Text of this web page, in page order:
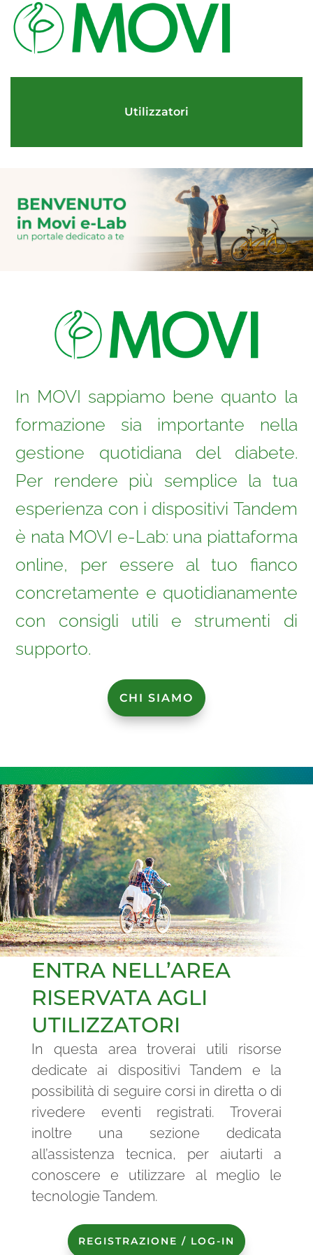
Utilizzatori
In MOVI sappiamo bene quanto la
formazione sia importante nella
gestione quotidiana del diabete.
Per rendere più semplice la tua
esperienza con i dispositivi Tandem
è nata MOVI e-Lab: una piattaforma
online, per essere al tuo fianco
concretamente e quotidianamente
con consigli utili e strumenti di
supporto.
CHI SIAMO
ENTRA NELL’AREA
RISERVATA AGLI
UTILIZZATORI
In questa area troverai utili risorse
dedicate ai dispositivi Tandem e la
possibilità di seguire corsi in diretta o di
rivedere eventi registrati. Troverai
inoltre una sezione dedicata
all’assistenza tecnica, per aiutarti a
conoscere e utilizzare al meglio le
tecnologie Tandem.
REGISTRAZIONE / LOG-IN